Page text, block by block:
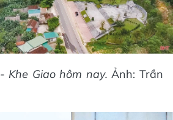
Khe Giao hôm nay.Ảnh: Trần